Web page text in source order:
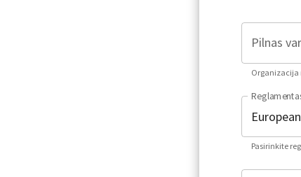
Pilnas
Organizacija
Pasirinkite